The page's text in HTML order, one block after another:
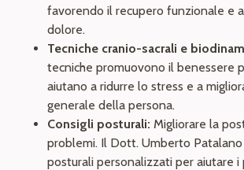
favorendo il recupero funzionale e
dolore.
Tecniche cranio-sacrali e
tecniche promuovono il benessere
aiutano a ridurre lo stress e a
generale della persona.
Consigli posturali: Migliorare la
problemi. Il Dott. Umberto
posturali personalizzati per aiutare i